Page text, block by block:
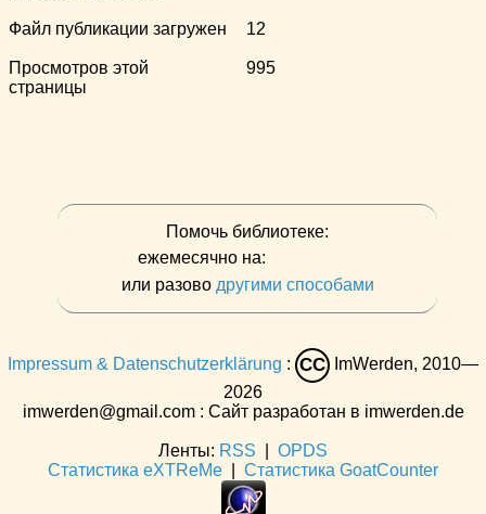
Файл публикации загружен 12
Просмотров этой
страницы
995
Помочь библиотеке:
ежемесячно на:
или разово другими способами
Impressum & Datenschutzerklärung : CC
ImWerden, 2010—
2026
imwerden@gmail.com : Сайт разработан в imwerden.de
Ленты: RSS
OPDS
Статистика eXTReMe
Статистика GoatCounter